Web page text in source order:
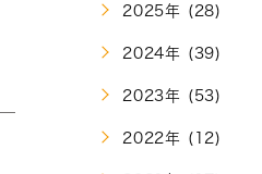
2025年 (28)
2024年 (39)
2023年 (53)
2022年 (12)